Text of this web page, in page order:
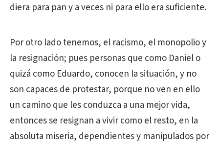
diera para pan y a veces ni para ello era suficiente.
Por otro lado tenemos, el racismo, el monopolio y
la resignación; pues personas que como Daniel o
quizá como Eduardo, conocen la situación, y no
son capaces de protestar, porque no ven en ello
un camino que les conduzca a una mejor vida,
entonces se resignan a vivir como el resto, en la
absoluta miseria, dependientes y manipulados por